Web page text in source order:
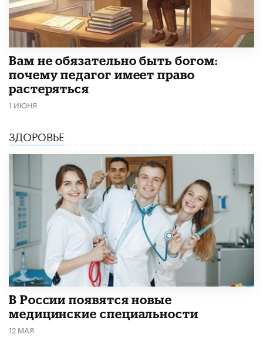
​Вам не обязательно быть богом:
почему педагог имеет право
растеряться
1 ИЮНЯ
ЗДОРОВЬЕ
В России появятся новые
медицинские специальности
12 МАЯ